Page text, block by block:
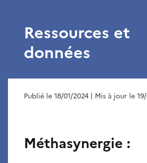
Ressources et
données
Publié le 18/01/2024 | Mis à jour le
Méthasynergie :